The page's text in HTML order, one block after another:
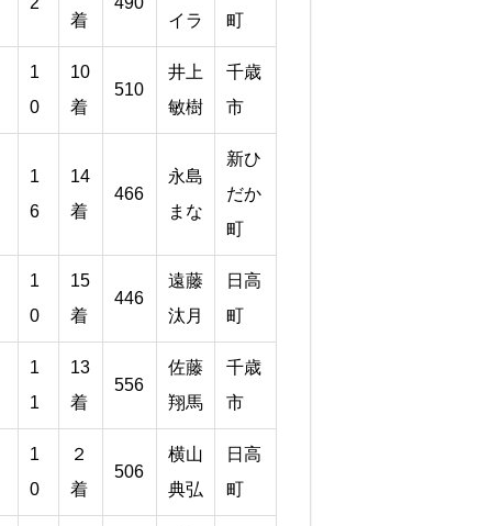
着
イラ
町
1
0
10
着
510
井上
敏樹
千歳
市
1
6
14
着
466
永島
まな
新ひ
だか
町
1
0
15
着
446
遠藤
汰月
日高
町
1
1
13
着
556
佐藤
翔馬
千歳
市
1
0
２
着
506
横山
典弘
日高
町